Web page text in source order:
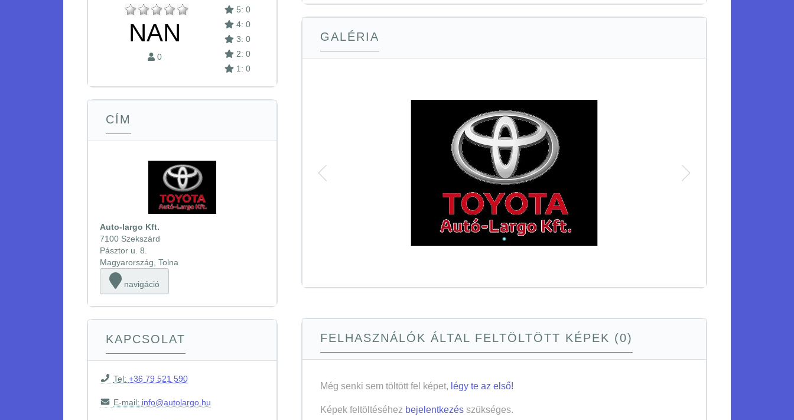
NAN
0
5: 0
4: 0
3: 0
2: 0
1: 0
CÍM
Auto-largo Kft.
7100 Szekszárd
Pásztor u. 8.
Magyarország, Tolna
navigáció
KAPCSOLAT
Tel: +36 79 521 590
E-mail: info@autolargo.hu
GALÉRIA
FELHASZNÁLÓK ÁLTAL FELTÖLTÖTT KÉPEK (0)
Még senki sem töltött fel képet, légy te az első!
Képek feltöltéséhez bejelentkezés szükséges.